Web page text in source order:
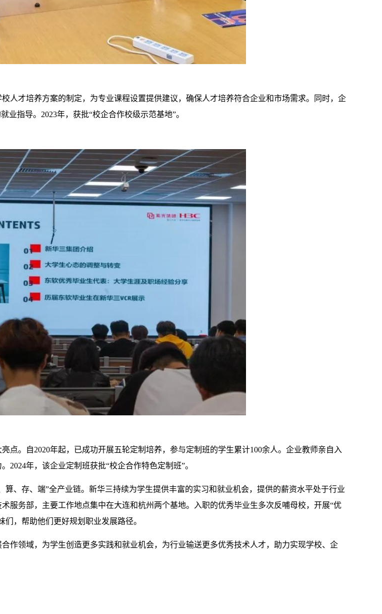
人才培养方案的制定，为专业课程设置提供建议，确保人才培养符合企业和市场需求。同时，企
指导。2023年，获批“校企合作校级示范基地”。
点。自2020年起，已成功开展五轮定制培养，参与定制班的学生累计100余人。企业教师亲自入
年，该企业定制班获批“校企合作特色定制班”。
、存、端”全产业链。新华三持续为学生提供丰富的实习和就业机会，提供的薪资水平处于行业
服务部，主要工作地点集中在大连和杭州两个基地。入职的优秀毕业生多次反哺母校，开展“优
，帮助他们更好规划职业发展路径。
作领域，为学生创造更多实践和就业机会，为行业输送更多优秀技术人才，助力实现学校、企